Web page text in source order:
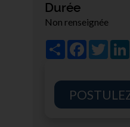
Durée
Non renseignée
Share Facebook